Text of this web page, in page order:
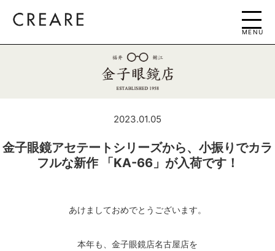
MENU
2023.01.05
金子眼鏡アセテートシリーズから、小振りでカラ
フルな新作 「KA-66」が入荷です！
あけましておめでとうございます。
本年も、金子眼鏡店名古屋店を